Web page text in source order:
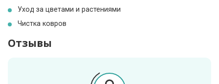
Уход за цветами и растениями
Чистка ковров
Отзывы